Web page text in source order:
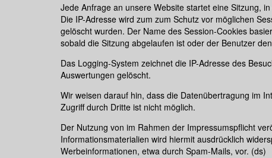
Jede Anfrage an unsere Website startet eine Sitzung,
Die IP-Adresse wird zum zum Schutz vor möglichen
gelöscht wurden. Der Name des Session-Cookies
sobald die Sitzung abgelaufen ist oder der Benutzer
Das Logging-System zeichnet die IP-Adresse des
Auswertungen gelöscht.
Wir weisen darauf hin, dass die Datenübertragung im
Zugriff durch Dritte ist nicht möglich.
Der Nutzung von im Rahmen der Impressumspflicht
Informationsmaterialien wird hiermit ausdrücklich
Werbeinformationen, etwa durch Spam-Mails, vor. (ds)